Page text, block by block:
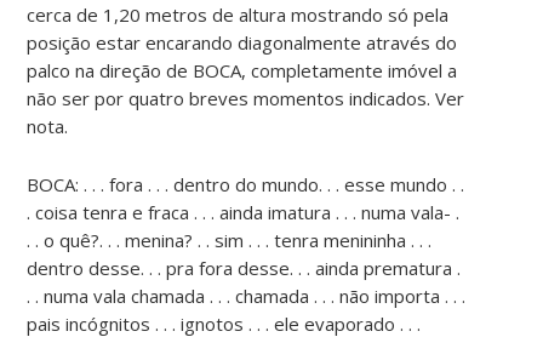
cerca de 1,20 metros de altura mostrando só pela
posição estar encarando diagonalmente através do
palco na direção de BOCA, completamente imóvel a
não ser por quatro breves momentos indicados. Ver
nota.
BOCA: . . . fora . . . dentro do mundo. . . esse mundo . .
. coisa tenra e fraca . . . ainda imatura . . . numa vala- .
. . o quê?. . . menina? . . sim . . . tenra menininha . . .
dentro desse. . . pra fora desse. . . ainda prematura .
. . numa vala chamada . . . chamada . . . não importa . . .
pais incógnitos . . . ignotos . . . ele evaporado . . .